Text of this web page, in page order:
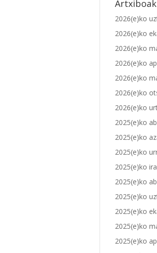
Artxiboak
2026(e)ko
2026(e)ko
2026(e)ko
2026(e)ko
2026(e)ko
2026(e)ko
2026(e)ko
2025(e)ko
2025(e)ko
2025(e)ko
2025(e)ko
2025(e)ko
2025(e)ko
2025(e)ko
2025(e)ko
2025(e)ko